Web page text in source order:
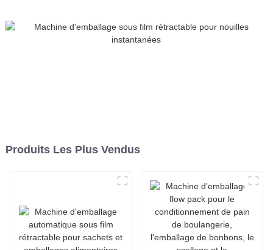
Produits Les Plus Vendus